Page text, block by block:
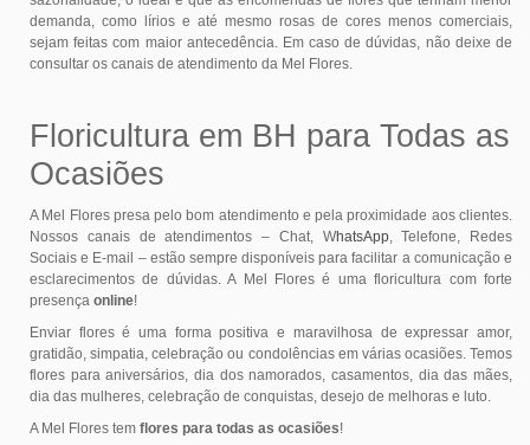
demanda, como lírios e até mesmo rosas de cores menos comerciais,
sejam feitas com maior antecedência. Em caso de dúvidas, não deixe de
consultar os canais de atendimento da Mel Flores.
Floricultura em BH para Todas as
Ocasiões
A Mel Flores presa pelo bom atendimento e pela proximidade aos clientes.
Nossos canais de atendimentos – Chat, WhatsApp, Telefone, Redes
Sociais e E-mail – estão sempre disponíveis para facilitar a comunicação e
esclarecimentos de dúvidas. A Mel Flores é uma floricultura com forte
presença online!
Enviar flores é uma forma positiva e maravilhosa de expressar amor,
gratidão, simpatia, celebração ou condolências em várias ocasiões. Temos
flores para aniversários, dia dos namorados, casamentos, dia das mães,
dia das mulheres, celebração de conquistas, desejo de melhoras e luto.
A Mel Flores tem flores para todas as ocasiões!